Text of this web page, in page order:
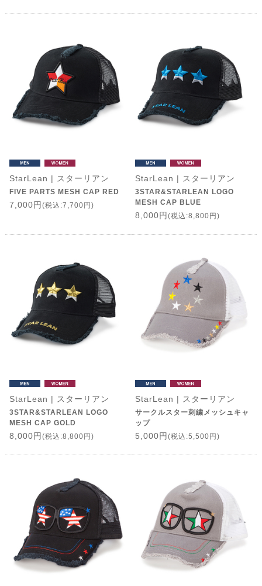
StarLean | スターリアン
FIVE PARTS MESH CAP RED
7,000円 (税込:7,700円)
StarLean | スターリアン
3STAR&STARLEAN LOGO
MESH CAP BLUE
8,000円 (税込:8,800円)
StarLean | スターリアン
3STAR&STARLEAN LOGO
MESH CAP GOLD
8,000円 (税込:8,800円)
StarLean | スターリアン
サークルスター刺繍メッシュキャ
ップ
5,000円 (税込:5,500円)